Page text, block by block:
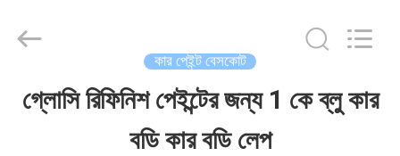
বাড়ি
Chemical
কার পেইন্ট বেসকোট
গ্লোসি রিফিনিশ পেইন্টের জন্য 1 কে ব্লু কার
বডি কার বডি লেপ